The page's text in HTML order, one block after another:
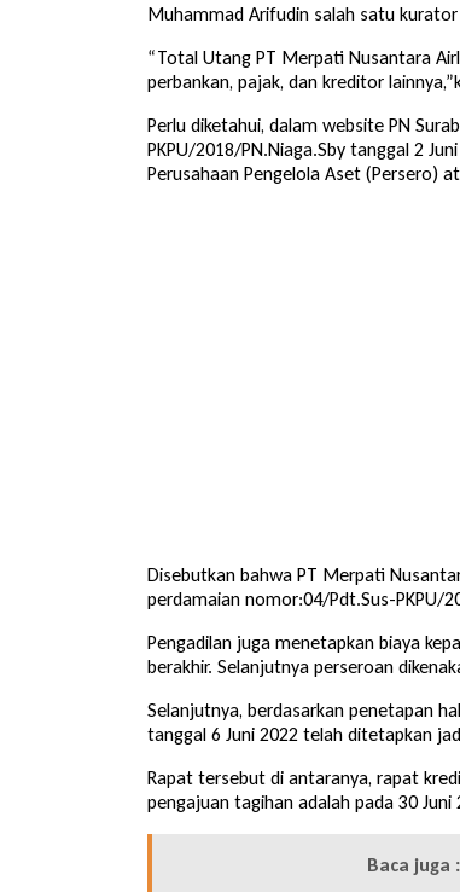
Muhammad Arifudin salah satu
“Total Utang PT Merpati Nusantara
perbankan, pajak, dan kreditor
Perlu diketahui, dalam website PN
PKPU/2018/PN.Niaga.Sby tanggal 2
Perusahaan Pengelola Aset (Persero)
Disebutkan bahwa PT Merpati
perdamaian nomor:04/Pdt.Sus-PKPU/
Pengadilan juga menetapkan biaya
berakhir. Selanjutnya perseroan
Selanjutnya, berdasarkan penetapan
tanggal 6 Juni 2022 telah ditetapkan
Rapat tersebut di antaranya, rapat
pengajuan tagihan adalah pada 30
Baca juga :